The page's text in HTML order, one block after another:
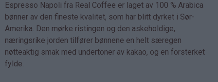
Espresso Napoli fra Real Coffee er laget av 100 % Arabica
bønner av den fineste kvalitet, som har blitt dyrket i Sør-
Amerika. Den mørke ristingen og den askeholdige,
næringsrike jorden tilfører bønnene en helt særegen
nøtteaktig smak med undertoner av kakao, og en forsterket
fylde.